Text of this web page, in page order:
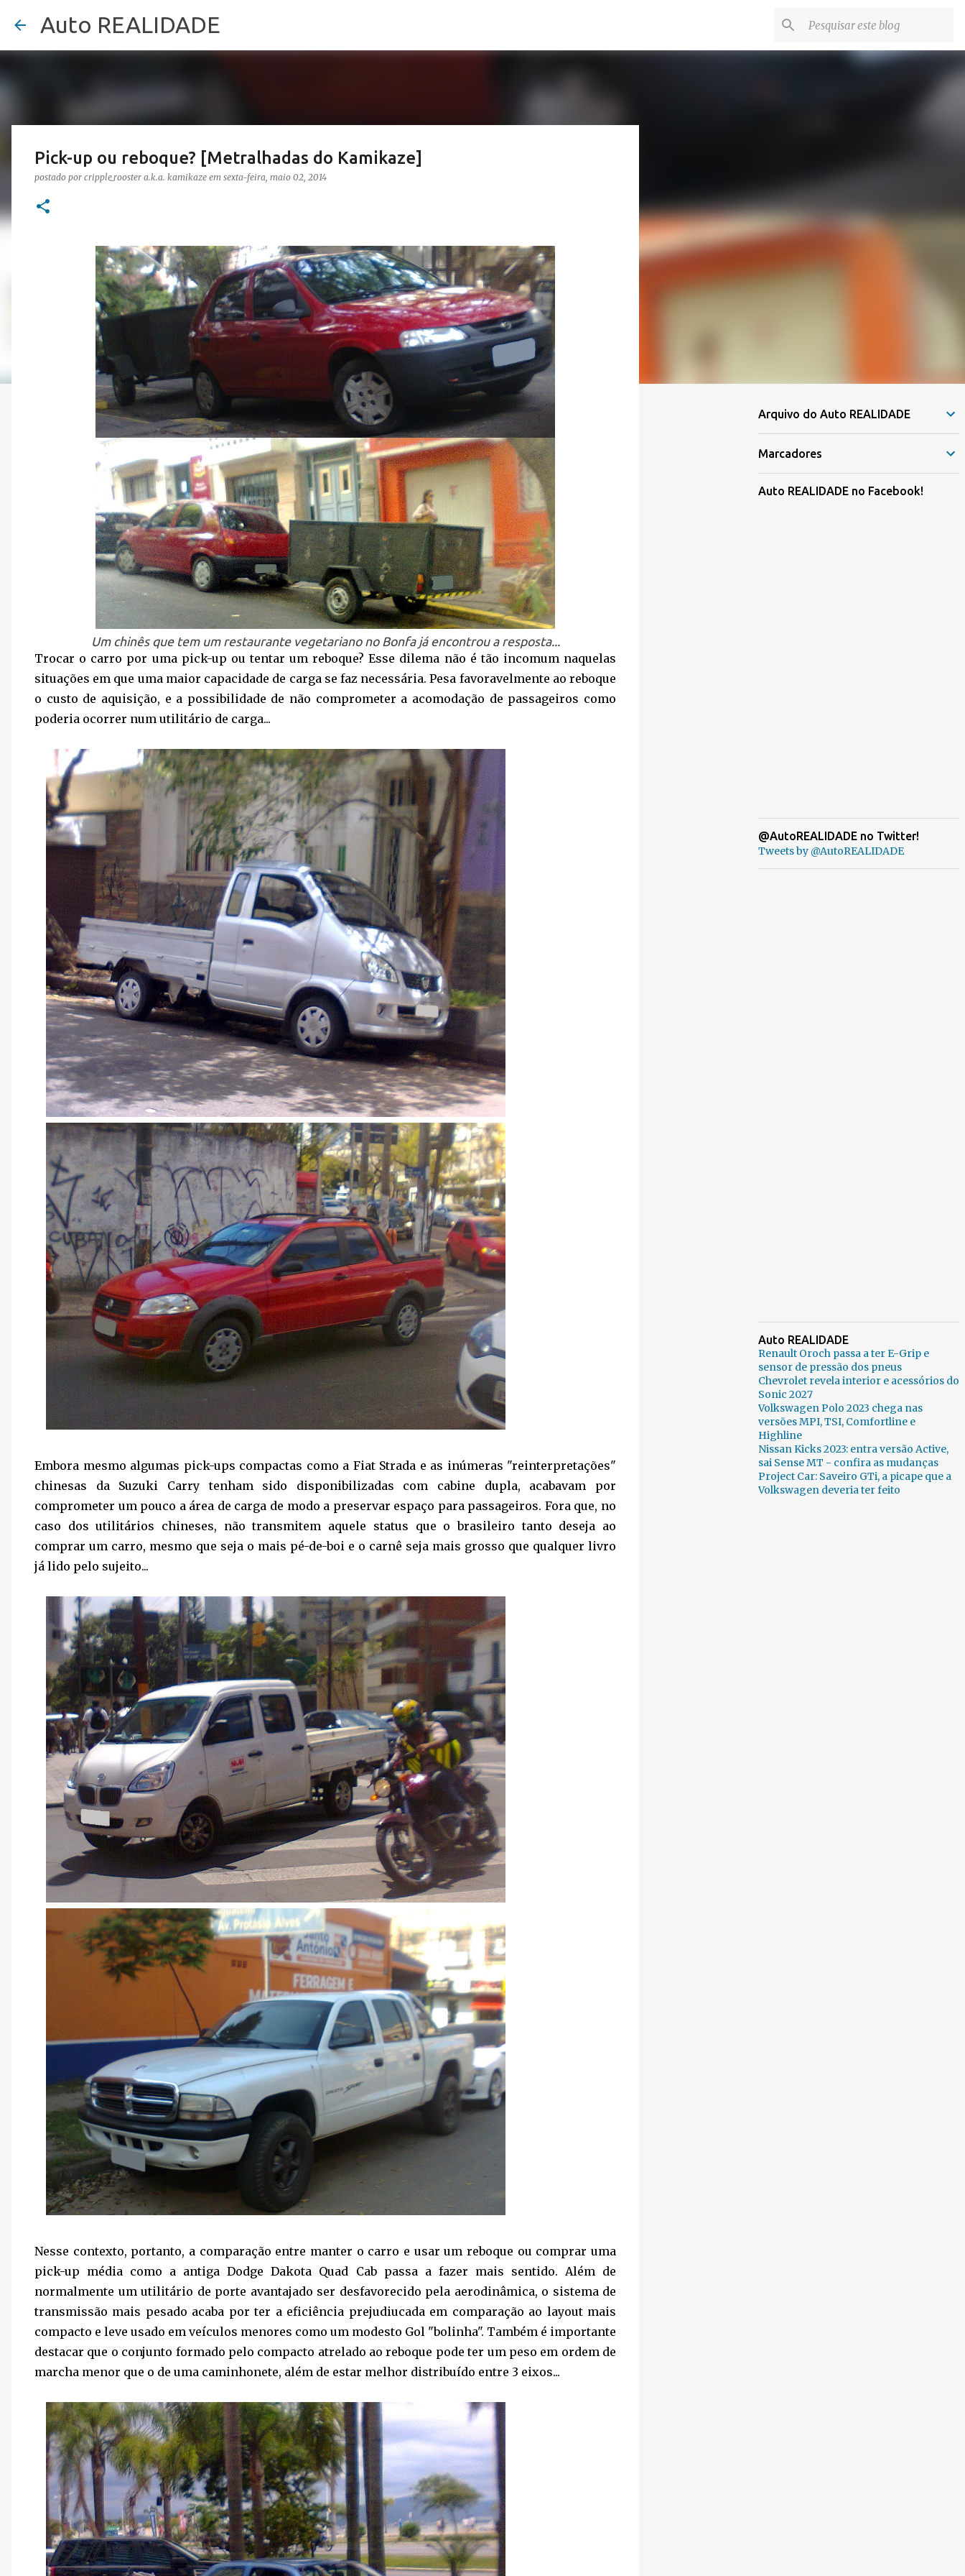
Auto REALIDADE
Pick-up ou reboque? [Metralhadas do Kamikaze]
postado por cripple_rooster a.k.a. kamikaze em sexta-feira, maio 02, 2014
Um chinês que tem um restaurante vegetariano no Bonfa já encontrou a resposta...
Trocar o carro por uma pick-up ou tentar um reboque? Esse dilema não é tão incomum naquelas
situações em que uma maior capacidade de carga se faz necessária. Pesa favoravelmente ao reboque
o custo de aquisição, e a possibilidade de não comprometer a acomodação de passageiros como
poderia ocorrer num utilitário de carga...
Embora mesmo algumas pick-ups compactas como a Fiat Strada e as inúmeras "reinterpretações"
chinesas da Suzuki Carry tenham sido disponibilizadas com cabine dupla, acabavam por
comprometer um pouco a área de carga de modo a preservar espaço para passageiros. Fora que, no
caso dos utilitários chineses, não transmitem aquele status que o brasileiro tanto deseja ao
comprar um carro, mesmo que seja o mais pé-de-boi e o carnê seja mais grosso que qualquer livro
já lido pelo sujeito...
Nesse contexto, portanto, a comparação entre manter o carro e usar um reboque ou comprar uma
pick-up média como a antiga Dodge Dakota Quad Cab passa a fazer mais sentido. Além de
normalmente um utilitário de porte avantajado ser desfavorecido pela aerodinâmica, o sistema de
transmissão mais pesado acaba por ter a eficiência prejudiucada em comparação ao layout mais
compacto e leve usado em veículos menores como um modesto Gol "bolinha". Também é importante
destacar que o conjunto formado pelo compacto atrelado ao reboque pode ter um peso em ordem de
marcha menor que o de uma caminhonete, além de estar melhor distribuído entre 3 eixos...
Arquivo do Auto REALIDADE
Marcadores
Auto REALIDADE no Facebook!
@AutoREALIDADE no Twitter!
Tweets by @AutoREALIDADE
Auto REALIDADE
Renault Oroch passa a ter E-Grip e
sensor de pressão dos pneus
Chevrolet revela interior e acessórios do
Sonic 2027
Volkswagen Polo 2023 chega nas
versões MPI, TSI, Comfortline e
Highline
Nissan Kicks 2023: entra versão Active,
sai Sense MT - confira as mudanças
Project Car: Saveiro GTi, a picape que a
Volkswagen deveria ter feito